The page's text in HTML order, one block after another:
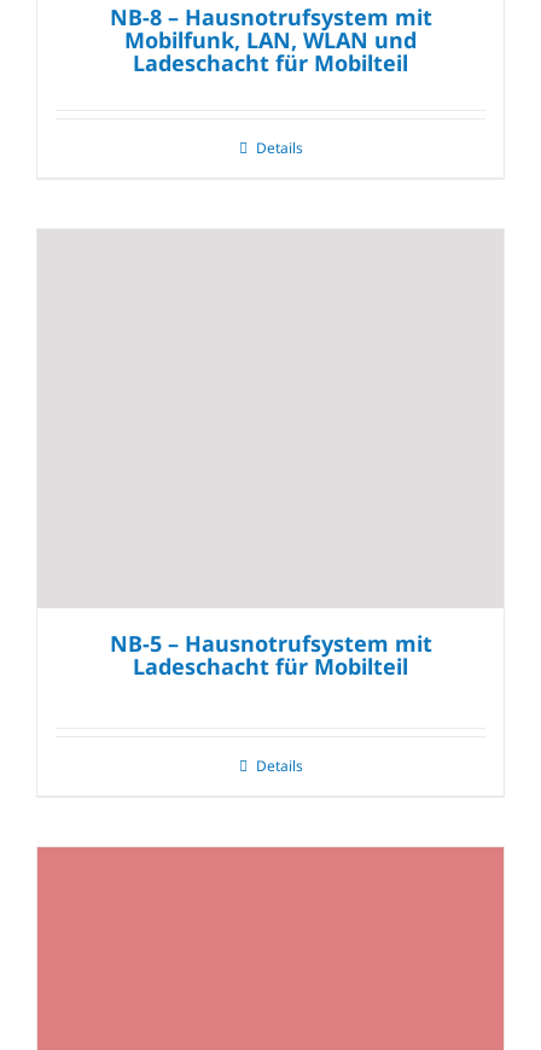
NB-8 – Hausnotrufsystem mit
Mobilfunk, LAN, WLAN und
Ladeschacht für Mobilteil
Details
NB-5 – Hausnotrufsystem mit
Ladeschacht für Mobilteil
Details